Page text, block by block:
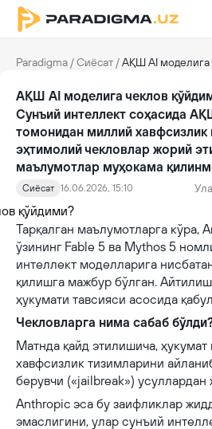
Paradigma /Сиёсат /АҚШ AI моделига
АҚШ AI моделига чеклов
Сунъий интеллект соҳасида
томонидан миллий хавфсизлик
эҳтимолий чекловлар жорий
маълумотлар муҳокама
Сиёсат 16.06.2026, 15:10
Тарқалган маълумотларга кўра,
ўзининг Fable 5 ва Mythos 5
интеллект моделларига
қилишга мажбур бўлган.
ҳукумати тавсияси асосида
Чекловларга нима сабаб
Матнда қайд этилишича,
хавфсизлик тизимларини
берувчи («jailbreak») усуллардан
Anthropic эса бу заифликлар
эмаслигини, улар сунъий